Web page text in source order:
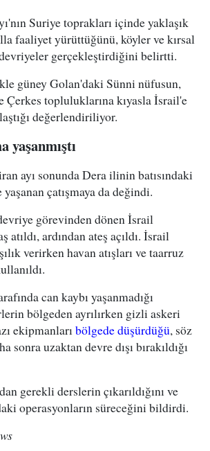
Suriye toprakları içinde yaklaşık
faaliyet yürüttüğünü, köyler ve kırsal
gerçekleştirdiğini belirtti.
güney Golan'daki Sünni nüfusun,
topluluklarına kıyasla İsrail'e
değerlendiriliyor.
yaşanmıştı
ayı sonunda Dera ilinin batısındaki
çatışmaya da değindi.
görevinden dönen İsrail
atıldı, ardından ateş açıldı. İsrail
verirken havan atışları ve taarruz
can kaybı yaşanmadığı
bölgeden ayrılırken gizli askeri
ekipmanları bölgede düşürdüğü, söz
sonra uzaktan devre dışı bırakıldığı
gerekli derslerin çıkarıldığını ve
operasyonların süreceğini bildirdi.